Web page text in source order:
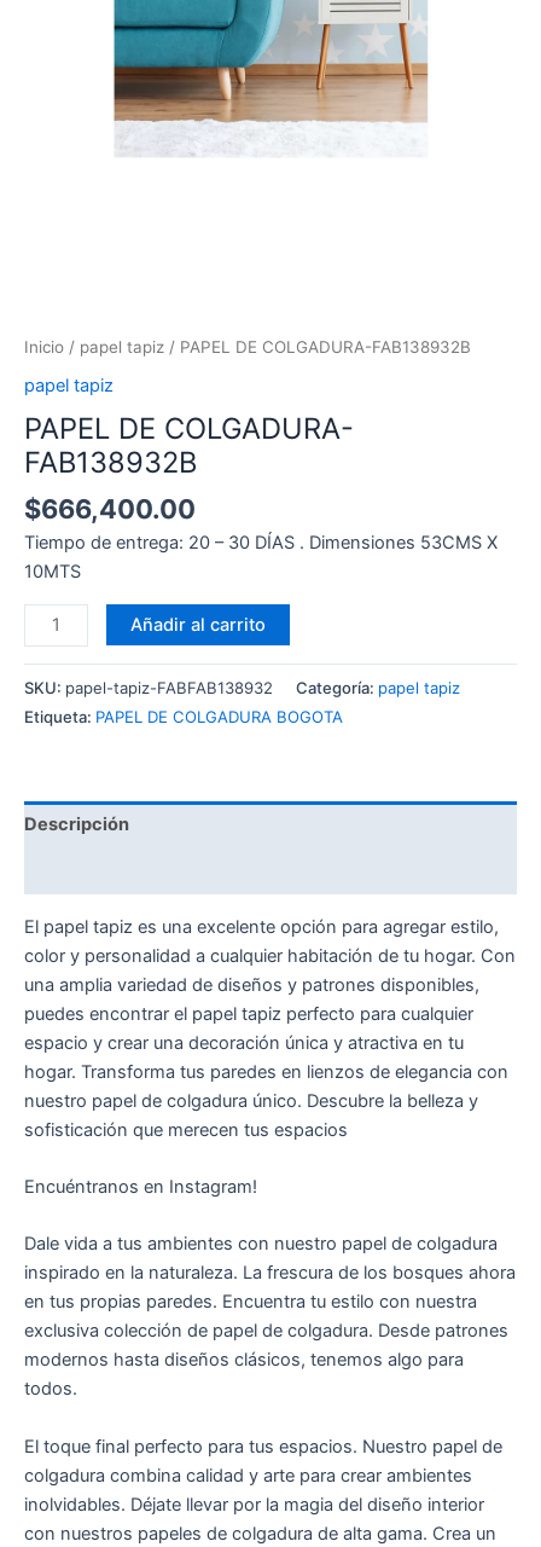
Inicio / papel tapiz / PAPEL DE COLGADURA-FAB138932B
papel tapiz
PAPEL DE COLGADURA-
FAB138932B
$666,400.00
Tiempo de entrega: 20 – 30 DÍAS . Dimensiones 53CMS X
10MTS
Añadir al carrito
SKU: papel-tapiz-FABFAB138932 Categoría: papel tapiz
Etiqueta: PAPEL DE COLGADURA BOGOTA
Descripción
El papel tapiz es una excelente opción para agregar estilo,
color y personalidad a cualquier habitación de tu hogar. Con
una amplia variedad de diseños y patrones disponibles,
puedes encontrar el papel tapiz perfecto para cualquier
espacio y crear una decoración única y atractiva en tu
hogar. Transforma tus paredes en lienzos de elegancia con
nuestro papel de colgadura único. Descubre la belleza y
sofisticación que merecen tus espacios
Encuéntranos en Instagram!
Dale vida a tus ambientes con nuestro papel de colgadura
inspirado en la naturaleza. La frescura de los bosques ahora
en tus propias paredes. Encuentra tu estilo con nuestra
exclusiva colección de papel de colgadura. Desde patrones
modernos hasta diseños clásicos, tenemos algo para
todos.
El toque final perfecto para tus espacios. Nuestro papel de
colgadura combina calidad y arte para crear ambientes
inolvidables. Déjate llevar por la magia del diseño interior
con nuestros papeles de colgadura de alta gama. Crea un